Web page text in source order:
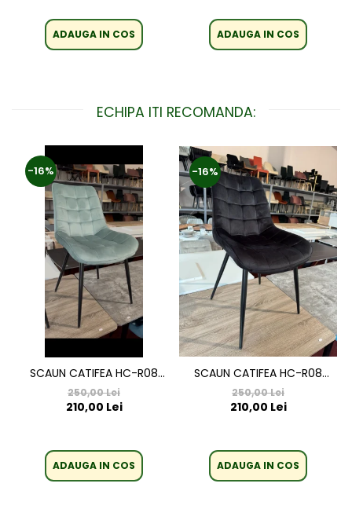
ADAUGA IN COS ADAUGA IN COS
ECHIPA ITI RECOMANDA:
-16%
SCAUN CATIFEA HC-R08
VERDE DESCHIS
250,00 Lei
210,00 Lei
ADAUGA IN COS
-16%
SCAUN CATIFEA HC-R08
NEGRU
250,00 Lei
210,00 Lei
ADAUGA IN COS